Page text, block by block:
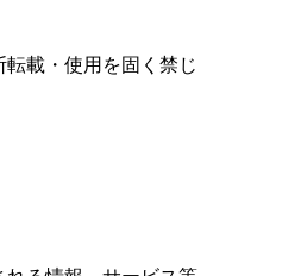
載・使用を固く禁じ